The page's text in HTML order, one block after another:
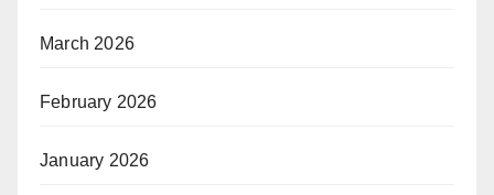
March 2026
February 2026
January 2026